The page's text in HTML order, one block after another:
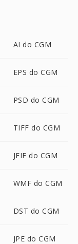
AI do CGM
EPS do CGM
PSD do CGM
TIFF do CGM
JFIF do CGM
WMF do CGM
DST do CGM
JPE do CGM